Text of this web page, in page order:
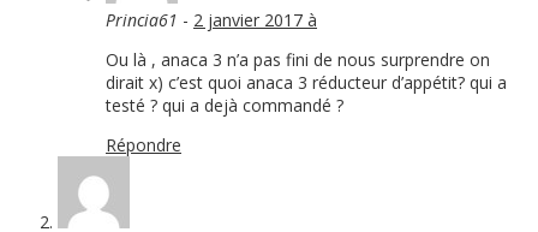
Princia61 - 2 janvier 2017 à
Ou là , anaca 3 n’a pas fini de nous surprendre on
dirait x) c’est quoi anaca 3 réducteur d’appétit? qui a
testé ? qui a dejà commandé ?
Répondre